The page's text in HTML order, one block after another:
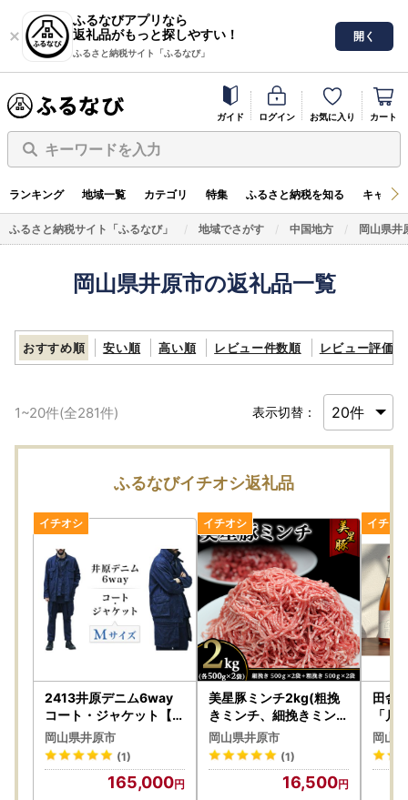
ふるなびアプリなら
返礼品がもっと探しやすい！
ふるさと納税サイト「ふるなび」
開く
ガイド ログイン お気に入り カート
キーワードを入力
ランキング 地域一覧 カテゴリ 特集 ふるさと納税を知る キャン
ふるさと納税サイト「ふるなび」 地域でさがす 中国地方 岡山県井
岡山県井原市の返礼品一覧
おすすめ順 安い順 高い順 レビュー件数順 レビュー評価順
1~20件(全281件) 表示切替：
ふるなびイチオシ返礼品
2413井原デニム6way
コート・ジャケット【M
サイズ】
岡山県井原市
(1)
165,000
美星豚ミンチ2kg(粗挽
きミンチ、細挽きミンチ
各500g×2袋)
岡山県井原市
(1)
16,500
田舎
「月
岡山